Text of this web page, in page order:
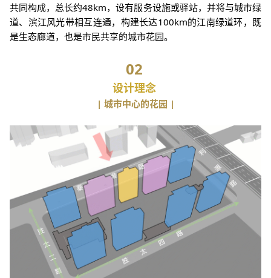
共同构成，总长约48km，设有服务设施或驿站，并将与城市绿
道、滨江风光带相互连通，构建长达100km的江南绿道环，既
是生态廊道，也是市民共享的城市花园。
02
设计理念
| 城市中心的花园 |